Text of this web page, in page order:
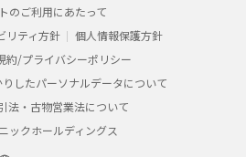
のご利用にあたって
リティ方針
個人情報保護方針
約/プライバシーポリシー
したパーソナルデータについて
法・古物営業法について
ックホールディングス